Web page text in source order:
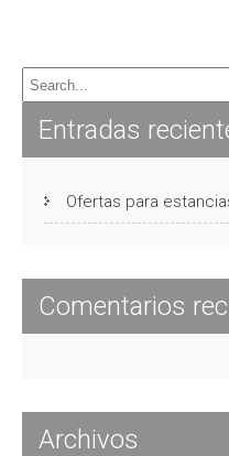
Entradas
Ofertas para
Comentarios
Archivos